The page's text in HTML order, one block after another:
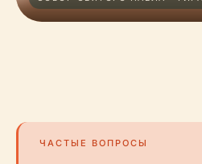
ЧАСТЫЕ ВОПРОСЫ